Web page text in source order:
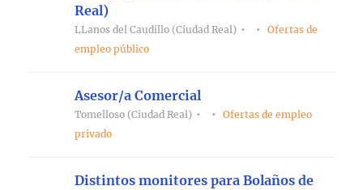
Real)
LLanos del Caudillo (Ciudad Real)
Ofertas de
empleo público
Asesor/a Comercial
Tomelloso (Ciudad Real)
Ofertas de empleo
privado
Distintos monitores para Bolaños de